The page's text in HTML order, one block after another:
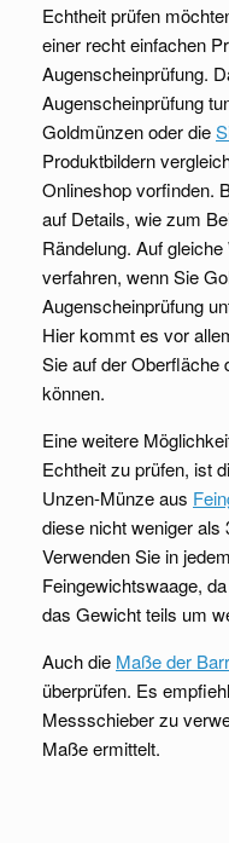
Echtheit prüfen
einer recht einfachen
Augenscheinprüfung.
Augenscheinprüfung
Goldmünzen oder die
Produktbildern
Onlineshop vorfinden.
auf Details, wie zum
Rändelung. Auf
verfahren, wenn Sie
Augenscheinprüfung
Hier kommt es vor
Sie auf der Oberfläche
können.
Eine weitere
Echtheit zu prüfen, ist
Unzen-Münze aus
diese nicht weniger als
Verwenden Sie in
Feingewichtswaage,
das Gewicht teils um
Auch die Maße der
überprüfen. Es
Messschieber zu
Maße ermittelt.